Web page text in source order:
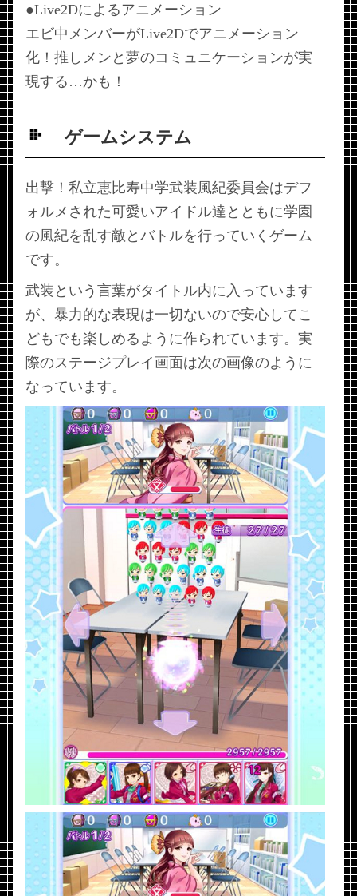
●Live2Dによるアニメーション
エビ中メンバーがLive2Dでアニメーション
化！推しメンと夢のコミュニケーションが実
現する…かも！
ゲームシステム
出撃！私立恵比寿中学武装風紀委員会はデフ
ォルメされた可愛いアイドル達とともに学園
の風紀を乱す敵とバトルを行っていくゲーム
です。
武装という言葉がタイトル内に入っています
が、暴力的な表現は一切ないので安心してこ
どもでも楽しめるように作られています。実
際のステージプレイ画面は次の画像のように
なっています。